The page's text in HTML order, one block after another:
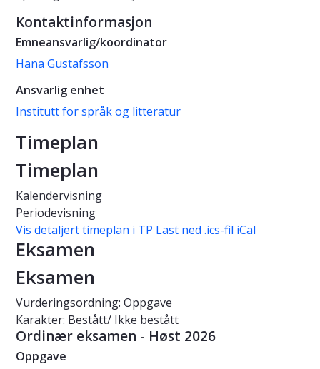
Kontaktinformasjon
Emneansvarlig/koordinator
Hana Gustafsson
Ansvarlig enhet
Institutt for språk og litteratur
Timeplan
Timeplan
Kalendervisning
Periodevisning
Vis detaljert timeplan i TP Last ned .ics-fil iCal
Eksamen
Eksamen
Vurderingsordning: Oppgave
Karakter: Bestått/ Ikke bestått
Ordinær eksamen - Høst 2026
Oppgave